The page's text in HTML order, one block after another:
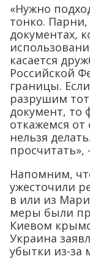
«Нужно
тонко. Парни,
документах,
касается
Российской
границы.
разрушим
документ, то
откажемся
нельзя
просчитать»,
Напомним,
ужесточили
в или из
меры были
Киевом
Украина
убытки из-за